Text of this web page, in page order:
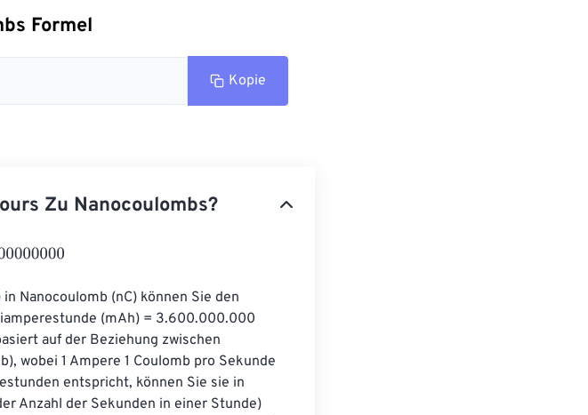
Formel
Kopie
Zu Nanocoulombs?
Nanocoulomb (nC) können Sie den
(mAh) = 3.600.000.000
auf der Beziehung zwischen
wobei 1 Ampere 1 Coulomb pro Sekunde
entspricht, können Sie sie in
Anzahl der Sekunden in einer Stunde)